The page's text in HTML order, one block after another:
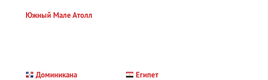
Южный Мале Атолл
Доминикана
Египет